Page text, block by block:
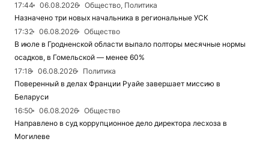
17:44
06.08.2026
Общество, Политика
Назначено три новых начальника в региональные УСК
17:32
06.08.2026
Общество
В июле в Гродненской области выпало полторы месячные нормы
осадков, в Гомельской — менее 60%
17:18
06.08.2026
Политика
Поверенный в делах Франции Руайе завершает миссию в
Беларуси
16:50
06.08.2026
Общество
Направлено в суд коррупционное дело директора лесхоза в
Могилеве